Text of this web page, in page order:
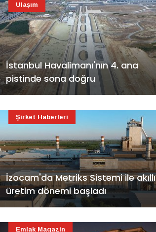
İstanbul Havalimanı'nın 4. ana
pistinde sona doğru
Ulaşım
İzocam'da Metriks Sistemi ile akıllı
üretim dönemi başladı
Şirket Haberleri
Emlak Magazin